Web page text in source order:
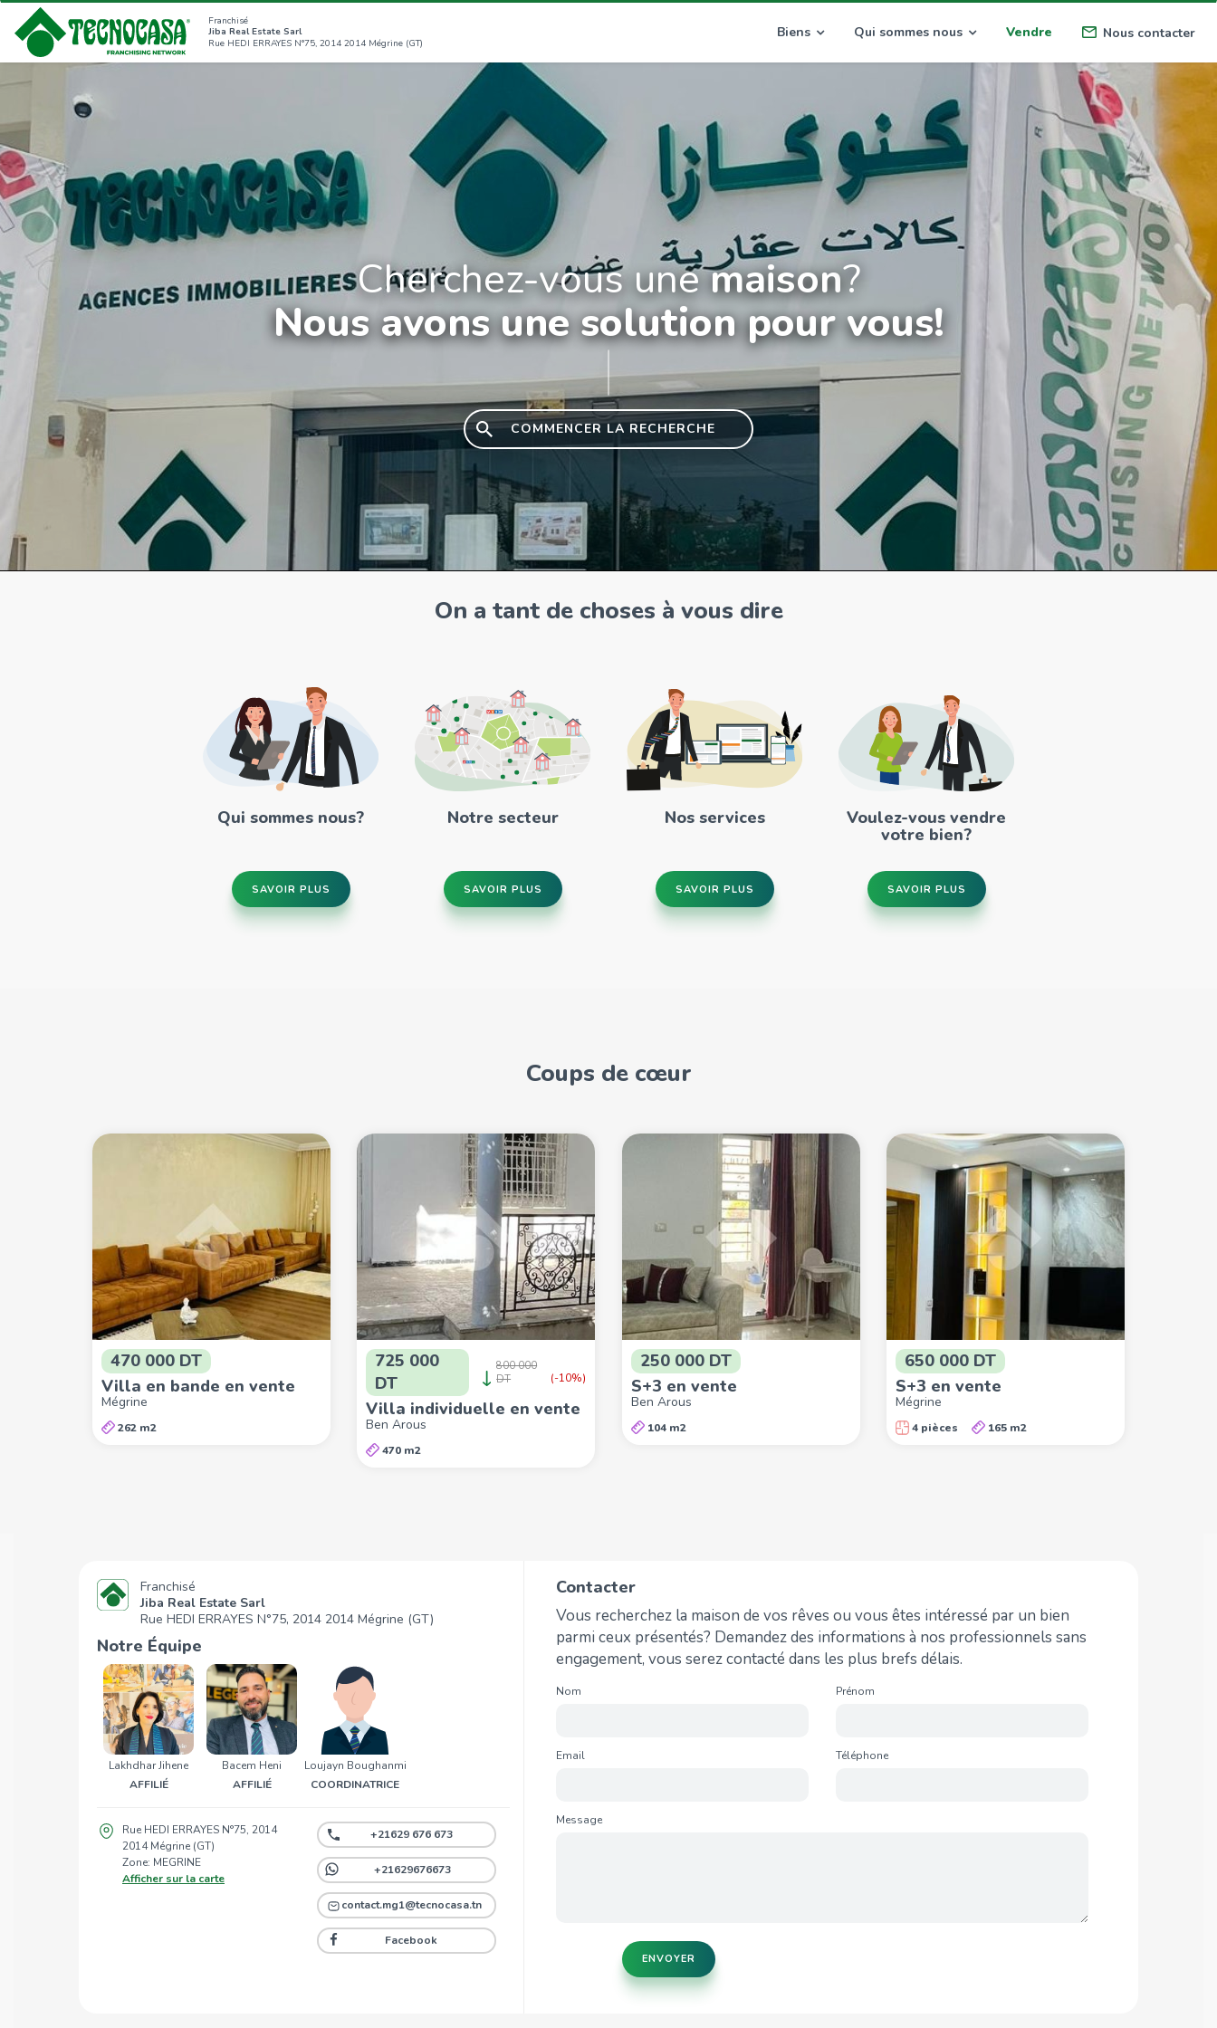
Franchisé
Jiba Real Estate Sarl
Rue HEDI ERRAYES N°75, 2014 2014 Mégrine (GT)
Biens Qui sommes nous Vendre Nous contacter
Cherchez-vous unemaison?
Nous avons une solution pour vous!
COMMENCER LA RECHERCHE
On a tant de choses à vous dire
Qui sommes nous?
SAVOIR PLUS
Notre secteur
SAVOIR PLUS
Nos services
SAVOIR PLUS
Voulez-vous vendre
votre bien?
SAVOIR PLUS
Coups de cœur
470 000 DT
Villa en bande en vente
Mégrine
262 m2
725 000
DT
800 000
DT
(-10%)
Villa individuelle en vente
Ben Arous
470 m2
250 000 DT
S+3 en vente
Ben Arous
104 m2
650 000 DT
S+3 en vente
Mégrine
4 pièces 165 m2
Franchisé
Jiba Real Estate Sarl
Rue HEDI ERRAYES N°75, 2014 2014 Mégrine (GT)
Notre Équipe
Lakhdhar Jihene
AFFILIÉ
Bacem Heni
AFFILIÉ
Loujayn Boughanmi
COORDINATRICE
Rue HEDI ERRAYES N°75, 2014
2014 Mégrine (GT)
Zone: MEGRINE
Afficher sur la carte
+21629 676 673
+21629676673
contact.mg1@tecnocasa.tn
Facebook
Contacter
Vous recherchez la maison de vos rêves ou vous êtes intéressé par un bien
parmi ceux présentés? Demandez des informations à nos professionnels sans
engagement, vous serez contacté dans les plus brefs délais.
Nom Prénom
Email Téléphone
Message
ENVOYER